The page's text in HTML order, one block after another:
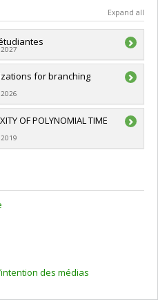
Expand all
de recherches en sciences
for branching
de recherches en sciences
OF POLYNOMIAL TIME
de recherches en sciences
Programme de subvention à
des médias